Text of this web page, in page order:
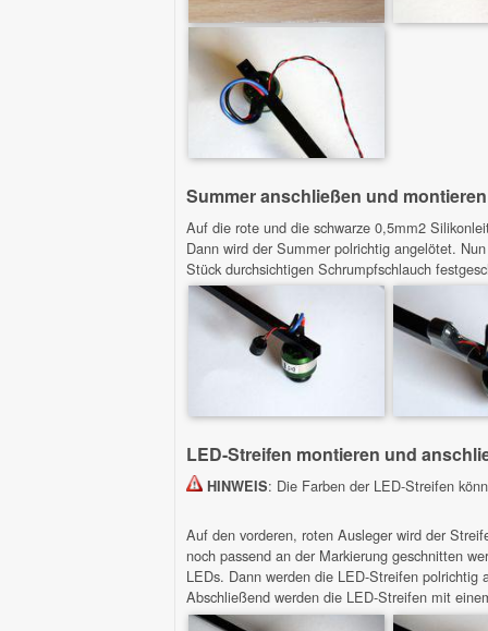
Summer anschließen und montieren
Auf die rote und die schwarze 0,5mm2
Dann wird der Summer polrichtig angelötet.
Stück durchsichtigen Schrumpfschlauch
LED-Streifen montieren und
HINWEIS: Die Farben der LED-Streifen
Auf den vorderen, roten Ausleger wird der
noch passend an der Markierung geschnitten
LEDs. Dann werden die LED-Streifen
Abschließend werden die LED-Streifen mit